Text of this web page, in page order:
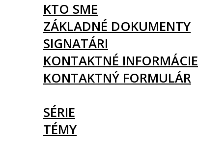
KTO SME
ZÁKLADNÉ DOKUMENTY
SIGNATÁRI
KONTAKTNÉ INFORMÁCIE
KONTAKTNÝ FORMULÁR
SÉRIE
TÉMY